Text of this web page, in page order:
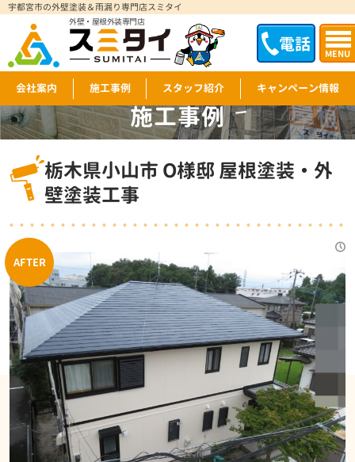
電話 MENU
宇都宮市の外壁塗装＆雨漏り専門店スミタイ
外壁・屋根外装専門店
会社案内 施工事例 スタッフ紹介 キャンペーン情報
施工事例
WORKS
栃木県小山市 O様邸 屋根塗装・外
壁塗装工事